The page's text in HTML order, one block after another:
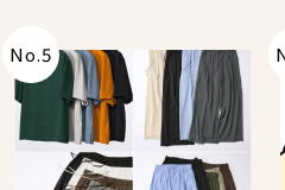
No.5